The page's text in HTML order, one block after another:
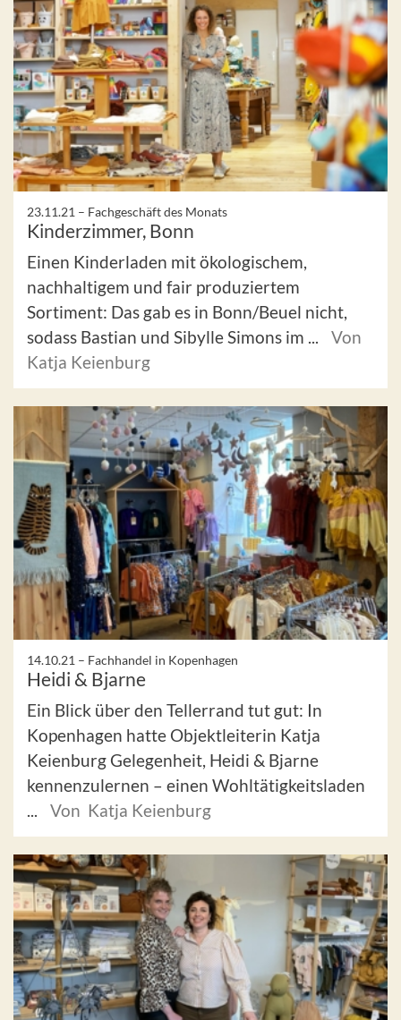
23.11.21 – Fachgeschäft des Monats
Kinderzimmer, Bonn
Einen Kinderladen mit ökologischem,
nachhaltigem und fair produziertem
Sortiment: Das gab es in Bonn/Beuel nicht,
sodass Bastian und Sibylle Simons im ...
Von
Katja Keienburg
14.10.21 – Fachhandel in Kopenhagen
Heidi & Bjarne
Ein Blick über den Tellerrand tut gut: In
Kopenhagen hatte Objektleiterin Katja
Keienburg Gelegenheit, Heidi & Bjarne
kennenzulernen – einen Wohltätigkeitsladen
...
Von Katja Keienburg